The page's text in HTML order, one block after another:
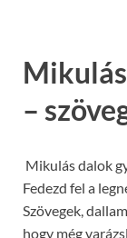
–
Mikulás dalok
Fedezd fel a
Szövegek,
hogy még